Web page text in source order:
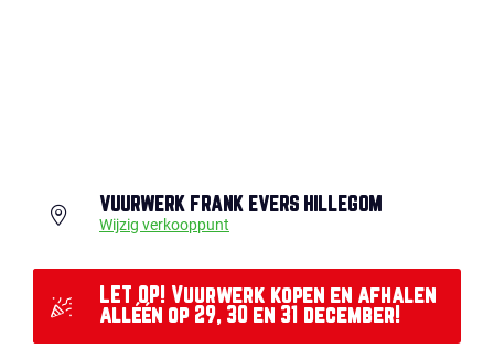
VUURWERK FRANK EVERS HILLEGOM
Wijzig verkooppunt
LET OP! Vuurwerk kopen en afhalen
alléén op 29, 30 en 31 december!